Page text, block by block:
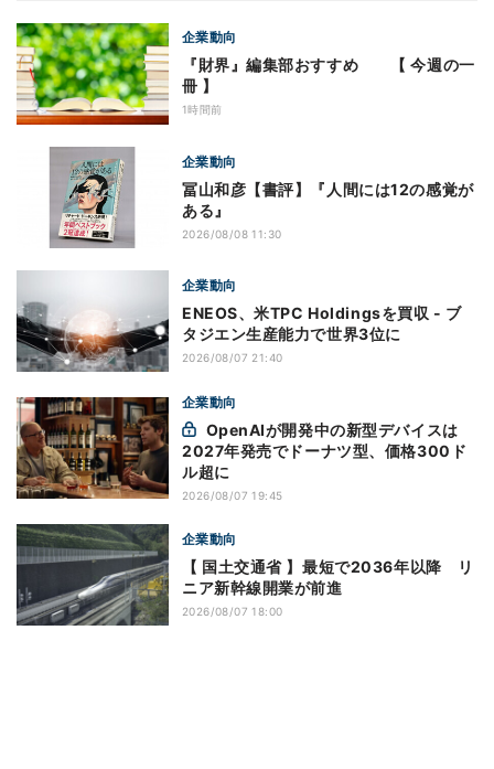
企業動向
『財界』編集部おすすめ 【 今週の一
冊 】
1時間前
企業動向
冨山和彦【書評】『人間には12の感覚が
ある』
2026/08/08 11:30
企業動向
ENEOS、米TPC Holdingsを買収 - ブ
タジエン生産能力で世界3位に
2026/08/07 21:40
企業動向
2027年発売でドーナツ型、価格300ド
ル超に
2026/08/07 19:45
企業動向
【 国土交通省 】最短で2036年以降 リ
ニア新幹線開業が前進
2026/08/07 18:00